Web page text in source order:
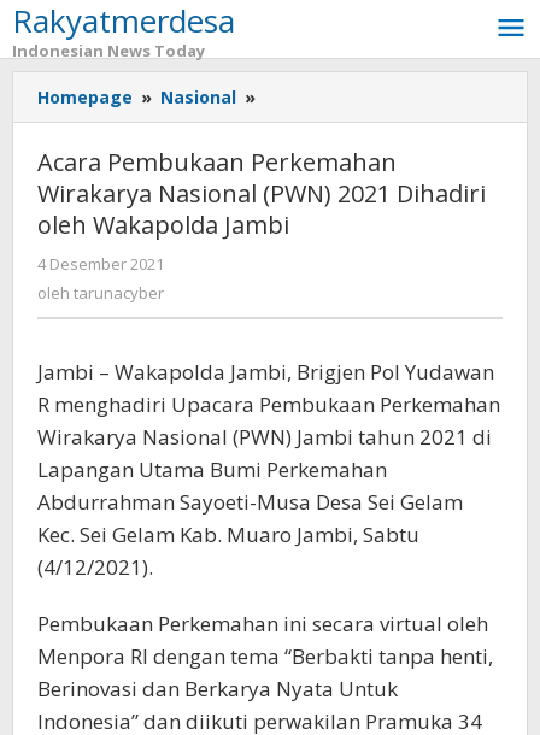
Lewati
ke
konten
Rakyatmerdesa
Indonesian News Today
Homepage » Nasional »
Pembukaan
Perkemahan
Wirakarya
Nasional
(PWN)
Wakapolda
Acara Pembukaan Perkemahan
Wirakarya Nasional (PWN) 2021 Dihadiri
oleh Wakapolda Jambi
4 Desember 2021
oleh tarunacyber
Jambi – Wakapolda Jambi, Brigjen Pol Yudawan
R menghadiri Upacara Pembukaan Perkemahan
Wirakarya Nasional (PWN) Jambi tahun 2021 di
Lapangan Utama Bumi Perkemahan
Abdurrahman Sayoeti-Musa Desa Sei Gelam
Kec. Sei Gelam Kab. Muaro Jambi, Sabtu
(4/12/2021).
Pembukaan Perkemahan ini secara virtual oleh
Menpora RI dengan tema “Berbakti tanpa henti,
Berinovasi dan Berkarya Nyata Untuk
Indonesia” dan diikuti perwakilan Pramuka 34